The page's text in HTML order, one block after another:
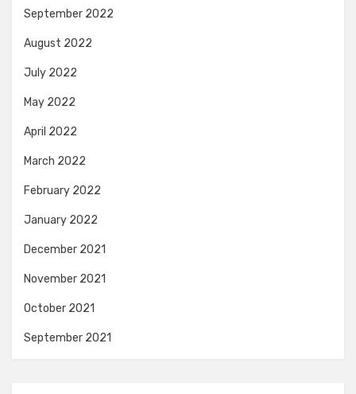
September 2022
August 2022
July 2022
May 2022
April 2022
March 2022
February 2022
January 2022
December 2021
November 2021
October 2021
September 2021